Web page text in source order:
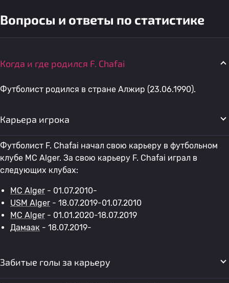
Вопросы и ответы по статистике
Когда и где родился F. Chafai
Футболист родился в стране Алжир (23.06.1990).
Карьера игрока
Футболист F. Chafai начал свою карьеру в футбольном
клубе MC Alger. За свою карьеру F. Chafai играл в
следующих клубах:
MC Alger - 01.07.2010-
USM Alger - 18.07.2019-01.07.2010
MC Alger - 01.01.2020-18.07.2019
Дамаак - 18.07.2019-
Забитые голы за карьеру